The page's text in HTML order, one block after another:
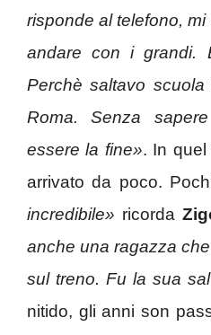
risponde al telefono,
andare con i grandi.
Perchè saltavo
Roma. Senza
essere la fine». In quel
arrivato da poco.
incredibile» ricorda
anche una ragazza
sul treno. Fu la sua
nitido, gli anni son